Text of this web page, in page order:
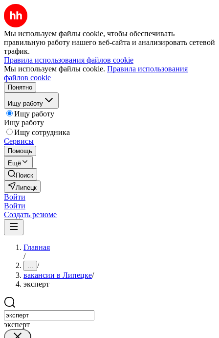
Мы используем файлы cookie, чтобы обеспечивать
правильную работу нашего веб-сайта и анализировать сетевой
трафик.
Правила использования файлов cookie
Мы используем файлы cookie. Правила использования
файлов cookie
Понятно
Ищу работу
Ищу работу
Ищу работу
Ищу сотрудника
Сервисы
Помощь
Ещё
Поиск
Липецк
Войти
Войти
Создать резюме
Главная
/
... /
вакансии в Липецке/
эксперт
эксперт